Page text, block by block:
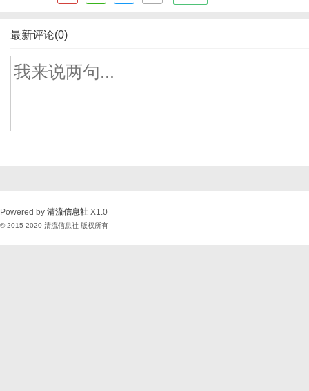
最新评论(0)
Powered by 清流信息社 X1.0
© 2015-2020 清流信息社 版权所有